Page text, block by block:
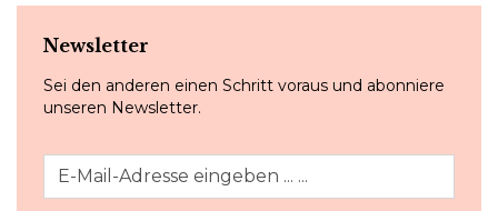
Newsletter
Sei den anderen einen Schritt voraus und abonniere
unseren Newsletter.